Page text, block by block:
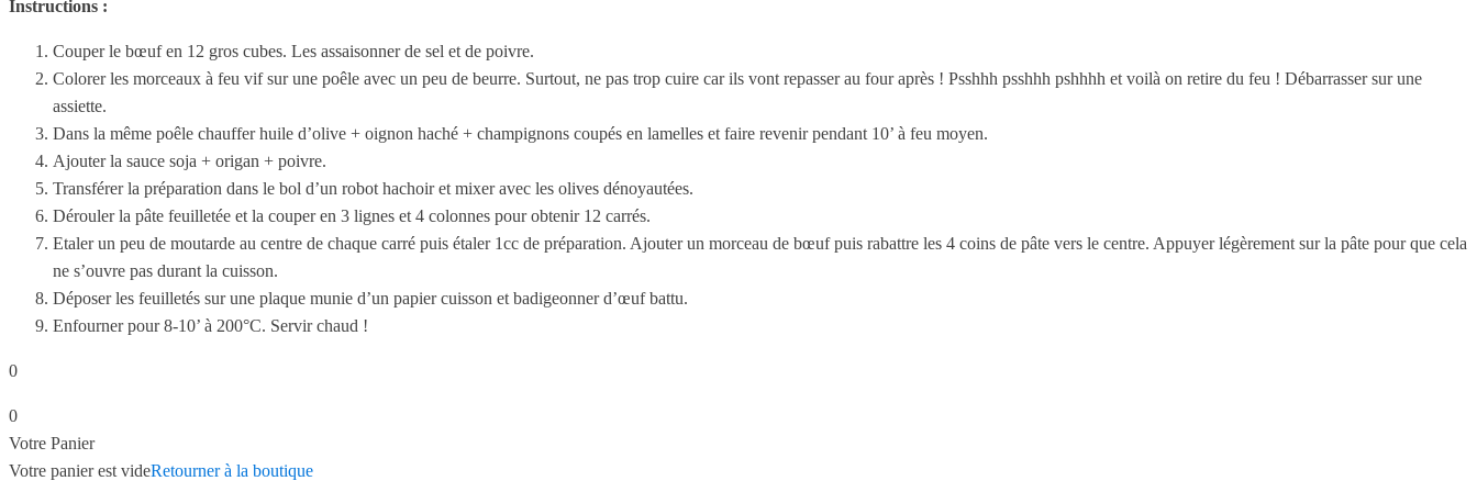
Instructions :
Couper le bœuf en 12 gros cubes. Les assaisonner de sel et de poivre.
Colorer les morceaux à feu vif sur une poêle avec un peu de beurre. Surtout, ne pas trop cuire car ils vont repasser au four après ! Psshhh psshhh pshhhh et voilà on retire du feu ! Débarrasser sur une
assiette.
Dans la même poêle chauffer huile d’olive + oignon haché + champignons coupés en lamelles et faire revenir pendant 10’ à feu moyen.
Ajouter la sauce soja + origan + poivre.
Transférer la préparation dans le bol d’un robot hachoir et mixer avec les olives dénoyautées.
Dérouler la pâte feuilletée et la couper en 3 lignes et 4 colonnes pour obtenir 12 carrés.
Etaler un peu de moutarde au centre de chaque carré puis étaler 1cc de préparation. Ajouter un morceau de bœuf puis rabattre les 4 coins de pâte vers le centre. Appuyer légèrement sur la pâte pour que cela
ne s’ouvre pas durant la cuisson.
Déposer les feuilletés sur une plaque munie d’un papier cuisson et badigeonner d’œuf battu.
Enfourner pour 8-10’ à 200°C. Servir chaud !
0
0
Votre Panier
Votre panier est videRetourner à la boutique